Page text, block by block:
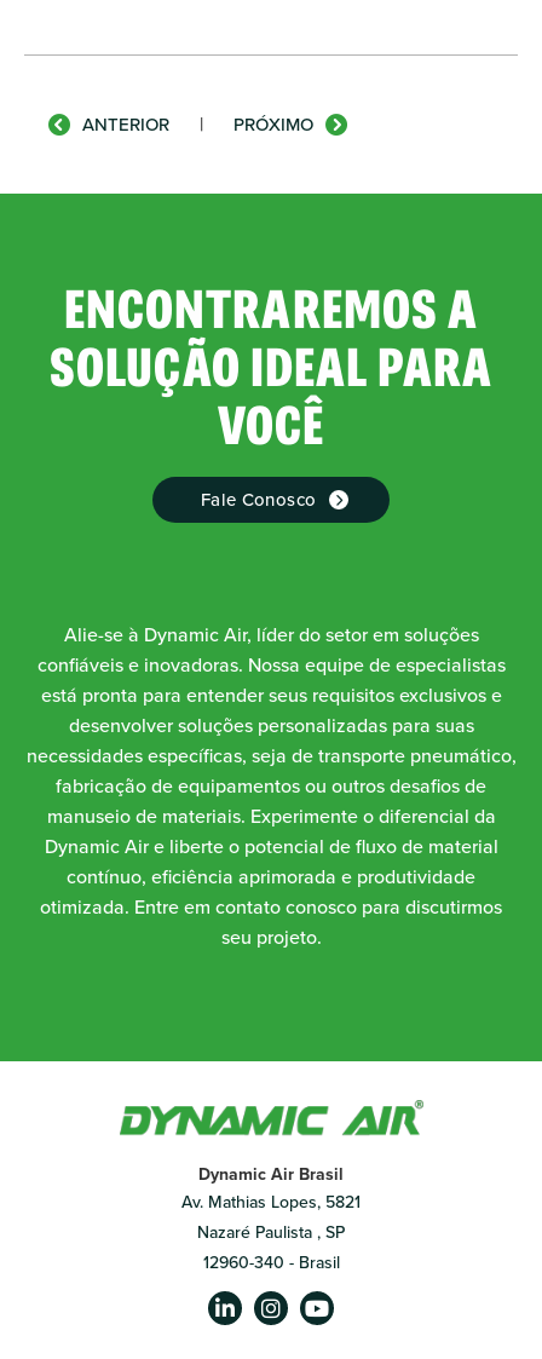
ANTERIOR | PRÓXIMO
ENCONTRAREMOS A
SOLUÇÃO IDEAL PARA
VOCÊ
Fale Conosco
Alie-se à Dynamic Air, líder do setor em soluções
confiáveis e inovadoras. Nossa equipe de especialistas
está pronta para entender seus requisitos exclusivos e
desenvolver soluções personalizadas para suas
necessidades específicas, seja de transporte pneumático,
fabricação de equipamentos ou outros desafios de
manuseio de materiais. Experimente o diferencial da
Dynamic Air e liberte o potencial de fluxo de material
contínuo, eficiência aprimorada e produtividade
otimizada. Entre em contato conosco para discutirmos
seu projeto.
Dynamic Air Brasil
Av. Mathias Lopes, 5821
Nazaré Paulista , SP
12960-340 - Brasil